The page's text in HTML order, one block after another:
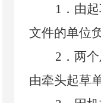
1 ． 由
文件的单位
2 ． 两
由牵头起草